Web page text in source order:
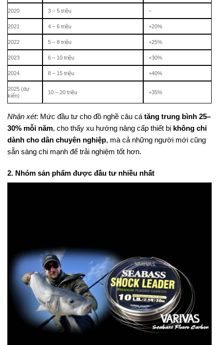
2020 3 – 5 triệu –
2021 4 – 6 triệu +20%
2022 5 – 8 triệu +25%
2023 6 – 10 triệu +30%
2024 8 – 15 triệu +40%
2025 (dự
kiến)
10 – 20 triệu +35%
Nhận xét: Mức đầu tư cho đồ nghề câu cá tăng trung bình 25–
30% mỗi năm, cho thấy xu hướng nâng cấp thiết bị không chỉ
dành cho dân chuyên nghiệp, mà cả những người mới cũng
sẵn sàng chi mạnh để trải nghiệm tốt hơn.
2. Nhóm sản phẩm được đầu tư nhiều nhất